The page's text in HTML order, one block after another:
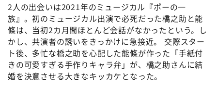
2人の出会いは2021年のミュージカル『ポーの一
族』。初のミュージカル出演で必死だった橋之助と能
條は、当初2カ月間ほとんど会話がなかったという。し
かし、共演者の誘いをきっかけに急接近。 交際スター
ト後、多忙な橋之助を心配した能條が作った「手紙付
きの可愛すぎる手作りキャラ弁」が、橋之助さんに結
婚を決意させる大きなキッカケとなった。